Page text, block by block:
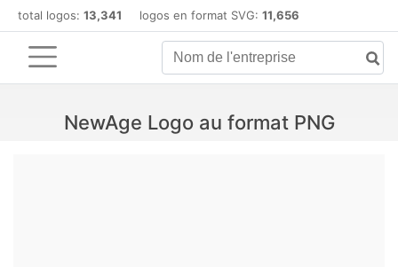
total logos: 13,341 logos en format SVG: 11,656
NewAge Logo au format PNG